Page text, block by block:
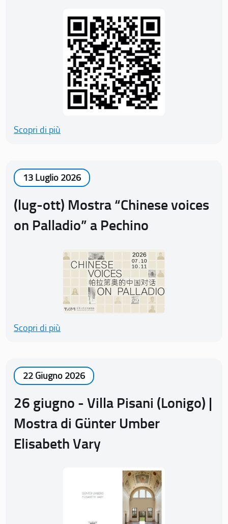
Scopri di più
13 Luglio 2026
(lug-ott) Mostra “Chinese voices
on Palladio” a Pechino
Scopri di più
22 Giugno 2026
26 giugno - Villa Pisani (Lonigo) |
Mostra di Günter Umber
Elisabeth Vary